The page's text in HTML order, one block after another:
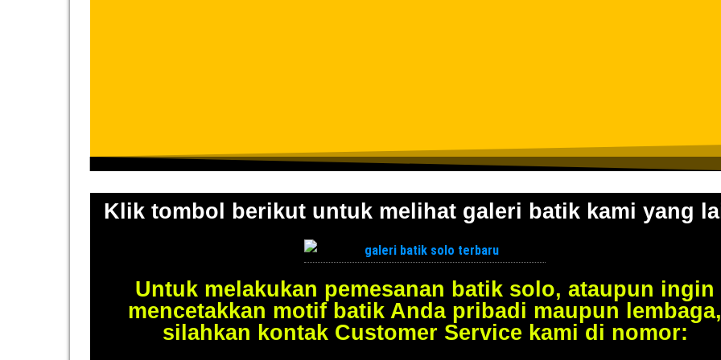
Klik tombol berikut untuk melihat galeri batik kami yang
Untuk melakukan pemesanan batik solo, ataupun ingin
mencetakkan motif batik Anda pribadi maupun lembaga,
silahkan kontak Customer Service kami di nomor: